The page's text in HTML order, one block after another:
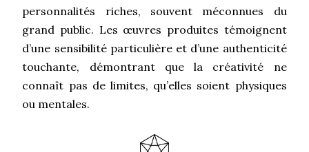
personnalités riches, souvent méconnues du
grand public. Les œuvres produites témoignent
d’une sensibilité particulière et d’une authenticité
touchante, démontrant que la créativité ne
connaît pas de limites, qu’elles soient physiques
ou mentales.